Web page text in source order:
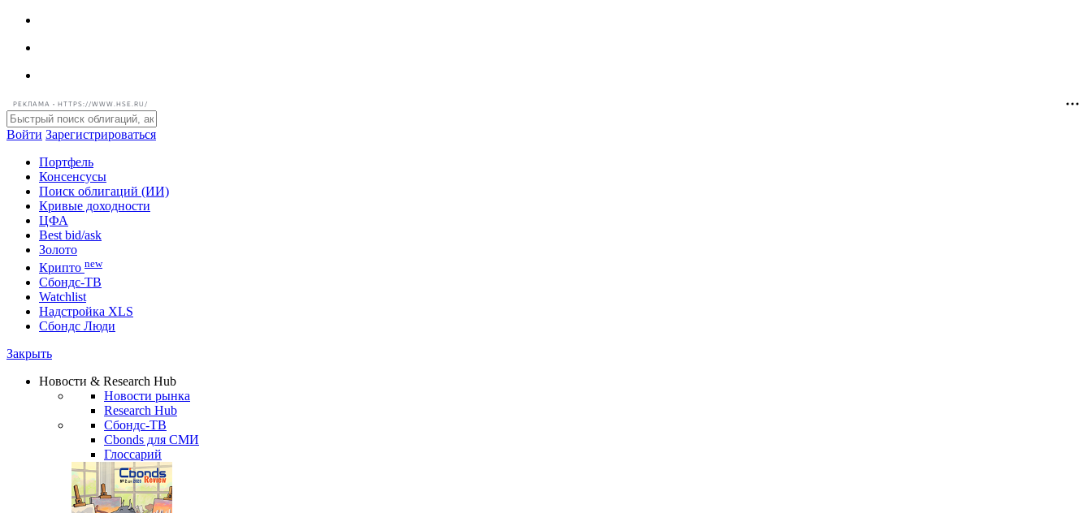
РЕКЛАМА • HTTPS://WWW.HSE.RU/
Войти Зарегистрироваться
Портфель
Консенсусы
Поиск облигаций (ИИ)
Кривые доходности
ЦФА
Best bid/ask
Золото
Криптоnew
Сбондс-ТВ
Надстройка XLS
Сбондс Люди
Новости & Research Hub
Новости рынка
Research Hub
Сбондс-ТВ
Cbonds для СМИ
Глоссарий